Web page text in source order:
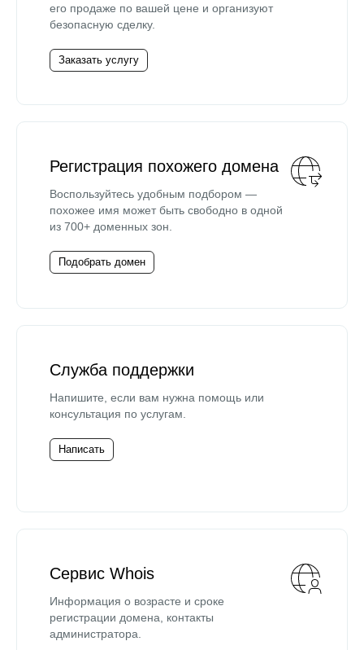
его продаже по вашей цене и организуют
безопасную сделку.
Заказать услугу
Регистрация похожего домена
Воспользуйтесь удобным подбором —
похожее имя может быть свободно в одной
из 700+ доменных зон.
Подобрать домен
Служба поддержки
Напишите, если вам нужна помощь или
консультация по услугам.
Написать
Сервис Whois
Информация о возрасте и сроке
регистрации домена, контакты
администратора.